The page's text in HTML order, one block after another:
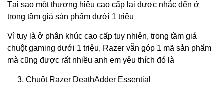
Tại sao một thương hiệu cao cấp lại được nhắc đến ở
trong tầm giá sản phẩm dưới 1 triệu
Vì tuy là ở phân khúc cao cấp tuy nhiên, trong tầm giá
chuột gaming dưới 1 triệu, Razer vẫn góp 1 mã sản phẩm
mà cũng được rất nhiều anh em yêu thích đó là
3. Chuột Razer DeathAdder Essential